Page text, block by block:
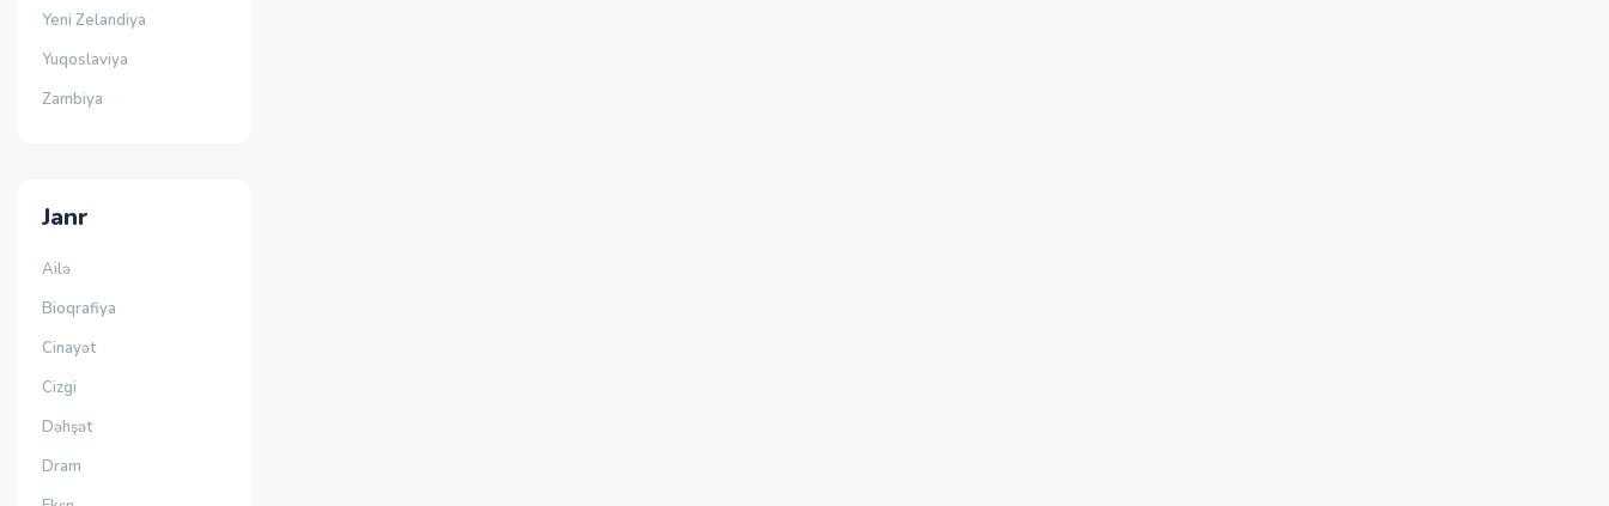
Yeni Zelandiya
Yuqoslaviya
Zambiya
Janr
Ailə
Bioqrafiya
Cinayət
Cizgi
Dəhşət
Dram